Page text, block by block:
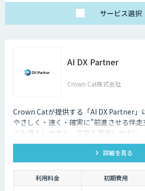
サービス選択
AI DX Partner
Crown Cat株式会社
Crown Catが提供する「AI DX Partner」
やさしく・速く・確実に”前進させる伴
でも導入しやすく、効果を実感しやすい
るDX支援サービスです。 AI DX Partner
で培ったノウハウをベースに、 地方・中
的なDX”を設計・実装・運用まで一貫し
たちは、コンサル×開発×AIの力で、現場
うどいいDX』を実現します。
詳細を見る
利用料金 初期費用